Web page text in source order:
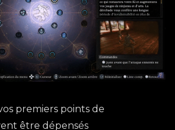
premiers points de
être dépensés